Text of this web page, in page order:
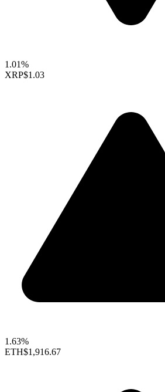
1.01%
XRP$1.03
1.63%
ETH$1,916.67